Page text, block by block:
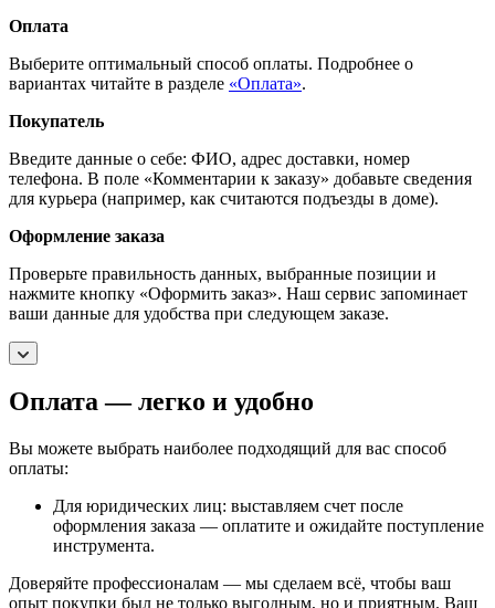
Оплата
Выберите оптимальный способ оплаты. Подробнее о
вариантах читайте в разделе «Оплата».
Покупатель
Введите данные о себе: ФИО, адрес доставки, номер
телефона. В поле «Комментарии к заказу» добавьте сведения
для курьера (например, как считаются подъезды в доме).
Оформление заказа
Проверьте правильность данных, выбранные позиции и
нажмите кнопку «Оформить заказ». Наш сервис запоминает
ваши данные для удобства при следующем заказе.
Оплата — легко и удобно
Вы можете выбрать наиболее подходящий для вас способ
оплаты:
Для юридических лиц: выставляем счет после
оформления заказа — оплатите и ожидайте поступление
инструмента.
Доверяйте профессионалам — мы сделаем всё, чтобы ваш
опыт покупки был не только выгодным, но и приятным. Ваш